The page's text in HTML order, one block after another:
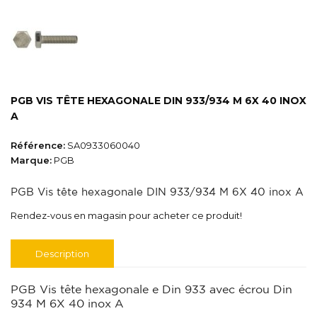
PGB VIS TÊTE HEXAGONALE DIN 933/934 M 6X 40 INOX
A
Référence: SA0933060040
Marque: PGB
PGB Vis tête hexagonale DIN 933/934 M 6X 40 inox A
Rendez-vous en magasin pour acheter ce produit!
Description
PGB Vis tête hexagonale e Din 933 avec écrou Din
934 M 6X 40 inox A